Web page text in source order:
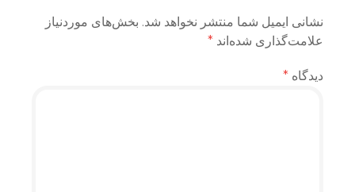
نشانی ایمیل شما منتشر نخواهد شد. بخش‌های موردنیاز
علامت‌گذاری شده‌اند *
دیدگاه *